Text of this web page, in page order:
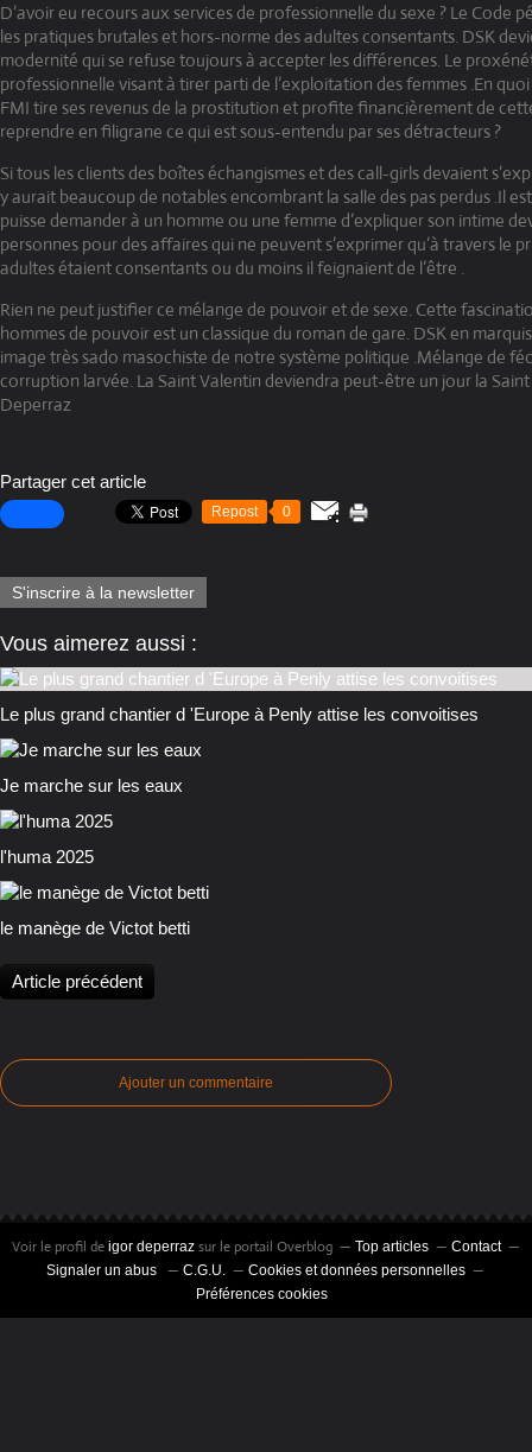
D’avoir eu recours aux services de professionnelle du sexe ? Le Code
les pratiques brutales et hors-norme des adultes consentants. DSK
modernité qui se refuse toujours à accepter les différences. Le
professionnelle visant à tirer parti de l’exploitation des femmes .En
FMI tire ses revenus de la prostitution et profite financièrement de
reprendre en filigrane ce qui est sous-entendu par ses détracteurs ?
Si tous les clients des boîtes échangismes et des call-girls devaient
y aurait beaucoup de notables encombrant la salle des pas perdus .Il
puisse demander à un homme ou une femme d’expliquer son intime
personnes pour des affaires qui ne peuvent s’exprimer qu’à travers le
adultes étaient consentants ou du moins il feignaient de l’être .
Rien ne peut justifier ce mélange de pouvoir et de sexe. Cette
hommes de pouvoir est un classique du roman de gare. DSK en
image très sado masochiste de notre système politique .Mélange de
corruption larvée. La Saint Valentin deviendra peut-être un jour la
Deperraz
Partager cet article
Repost 0
S'inscrire à la newsletter
Vous aimerez aussi :
Le plus grand chantier d 'Europe à Penly attise les convoitises
Je marche sur les eaux
l'huma 2025
le manège de Victot betti
Article précédent
Ajouter un commentaire
Voir le profil de igor deperraz sur le portail Overblog Top articles
Contact
Signaler un abus
C.G.U.
Cookies et données personnelles
Préférences cookies